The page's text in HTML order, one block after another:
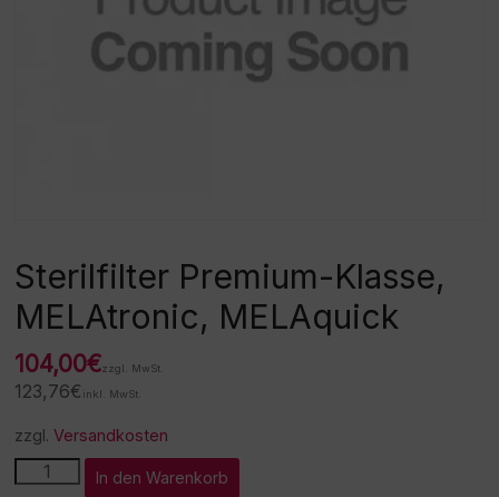
Sterilfilter Premium-Klasse,
MELAtronic, MELAquick
104,00€zzgl. MwSt.
123,76€ inkl. MwSt.
zzgl.Versandkosten
Sterilfilter
Premium-
In den Warenkorb
l